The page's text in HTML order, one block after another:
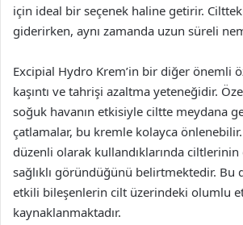
için ideal bir seçenek haline getirir.
giderirken, aynı zamanda uzun süreli
Excipial Hydro Krem’in bir diğer önemli
kaşıntı ve tahrişi azaltma yeteneğidir.
soğuk havanın etkisiyle ciltte meydana
çatlamalar, bu kremle kolayca önlenebilir.
düzenli olarak kullandıklarında
sağlıklı göründüğünü belirtmektedir. Bu
etkili bileşenlerin cilt üzerindeki olumlu
kaynaklanmaktadır.